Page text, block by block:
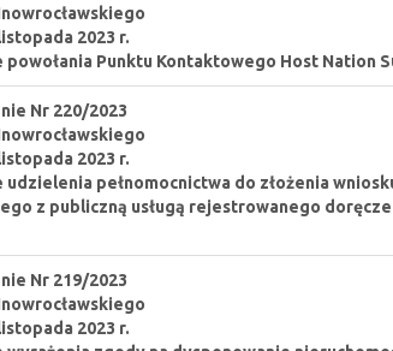
2023 r.
powołania Punktu Kontaktowego Host Nation
Nr 220/2023
2023 r.
udzielenia pełnomocnictwa do złożenia
z publiczną usługą rejestrowanego
Nr 219/2023
2023 r.